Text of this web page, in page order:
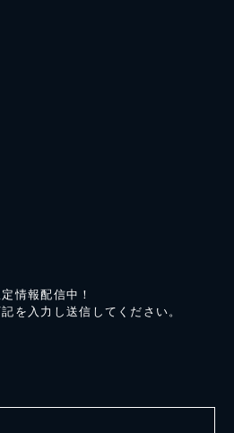
情報配信中！
を入力し送信してください。